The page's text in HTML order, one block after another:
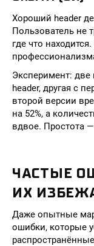
Хороший header
Пользователь не
где что
Эксперимент:
header, другая с
второй версии
на 52%, а
вдвое. Простота
ЧАСТЫЕ
ИХ
Даже опытные
ошибки, которые